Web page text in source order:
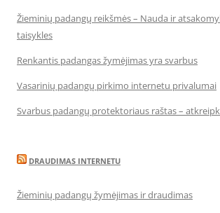
Žieminių padangų reikšmės – Nauda ir
taisykles
Renkantis padangas žymėjimas yra svarbus
Vasarinių padangų pirkimo internetu privalumai
Svarbus padangų protektoriaus raštas –
DRAUDIMAS INTERNETU
Žieminių padangų žymėjimas ir draudimas